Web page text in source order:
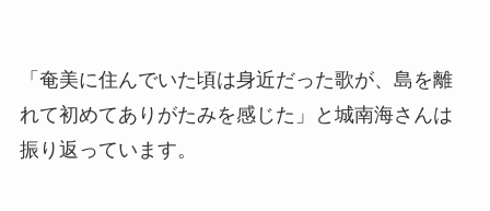
「奄美に住んでいた頃は身近だった歌が、島を離
れて初めてありがたみを感じた」と城南海さんは
振り返っています。